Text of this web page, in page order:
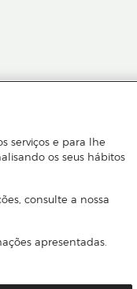
quem
serviços e para lhe
os seus hábitos
consulte a nossa
apresentadas.